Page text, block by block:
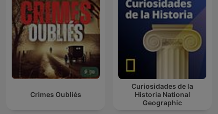
Crimes Oubliés
Curiosidades de la
Historia National
Geographic